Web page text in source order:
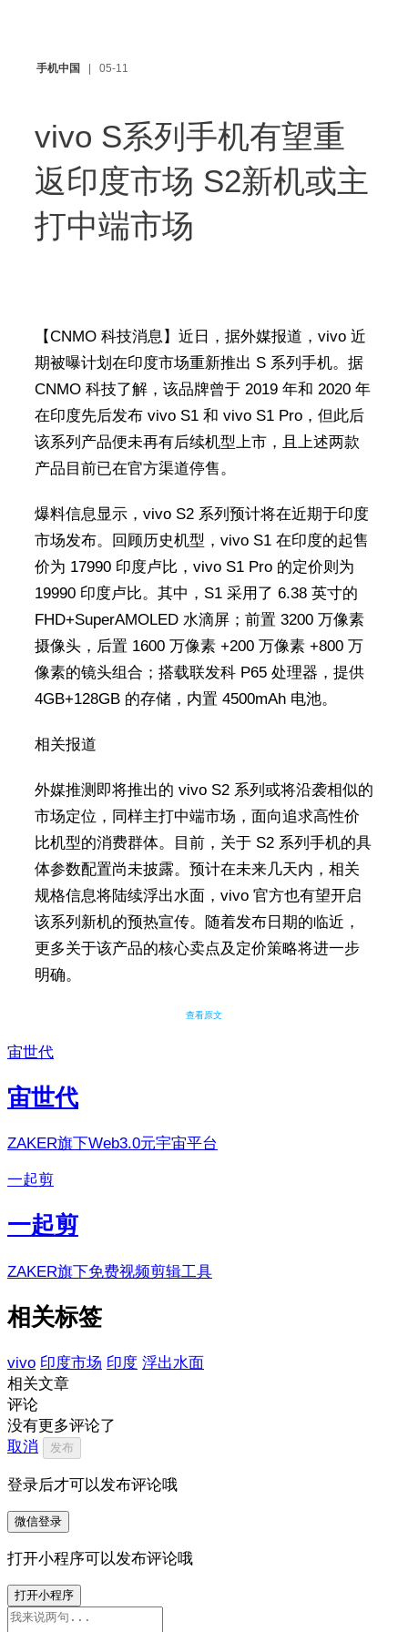
手机中国 05-11
vivo S系列手机有望重
返印度市场 S2新机或主
打中端市场
【CNMO 科技消息】近日，据外媒报道，vivo 近
期被曝计划在印度市场重新推出 S 系列手机。据
CNMO 科技了解，该品牌曾于 2019 年和 2020 年
在印度先后发布 vivo S1 和 vivo S1 Pro，但此后
该系列产品便未再有后续机型上市，且上述两款
产品目前已在官方渠道停售。
爆料信息显示，vivo S2 系列预计将在近期于印度
市场发布。回顾历史机型，vivo S1 在印度的起售
价为 17990 印度卢比，vivo S1 Pro 的定价则为
19990 印度卢比。其中，S1 采用了 6.38 英寸的
FHD+SuperAMOLED 水滴屏；前置 3200 万像素
摄像头，后置 1600 万像素 +200 万像素 +800 万
像素的镜头组合；搭载联发科 P65 处理器，提供
4GB+128GB 的存储，内置 4500mAh 电池。
相关报道
外媒推测即将推出的 vivo S2 系列或将沿袭相似的
市场定位，同样主打中端市场，面向追求高性价
比机型的消费群体。目前，关于 S2 系列手机的具
体参数配置尚未披露。预计在未来几天内，相关
规格信息将陆续浮出水面，vivo 官方也有望开启
该系列新机的预热宣传。随着发布日期的临近，
更多关于该产品的核心卖点及定价策略将进一步
明确。
查看原文
宙世代
宙世代
ZAKER旗下Web3.0元宇宙平台
一起剪
一起剪
ZAKER旗下免费视频剪辑工具
相关标签
vivo 印度市场 印度 浮出水面
相关文章
评论
没有更多评论了
取消
发布
登录后才可以发布评论哦
微信登录
打开小程序可以发布评论哦
打开小程序